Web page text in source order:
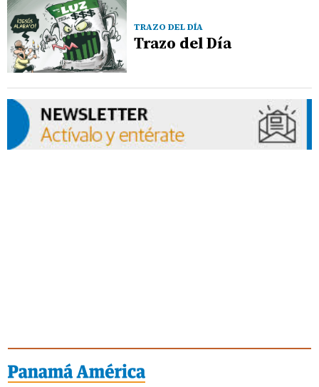
TRAZO DEL DÍA
Trazo del Día